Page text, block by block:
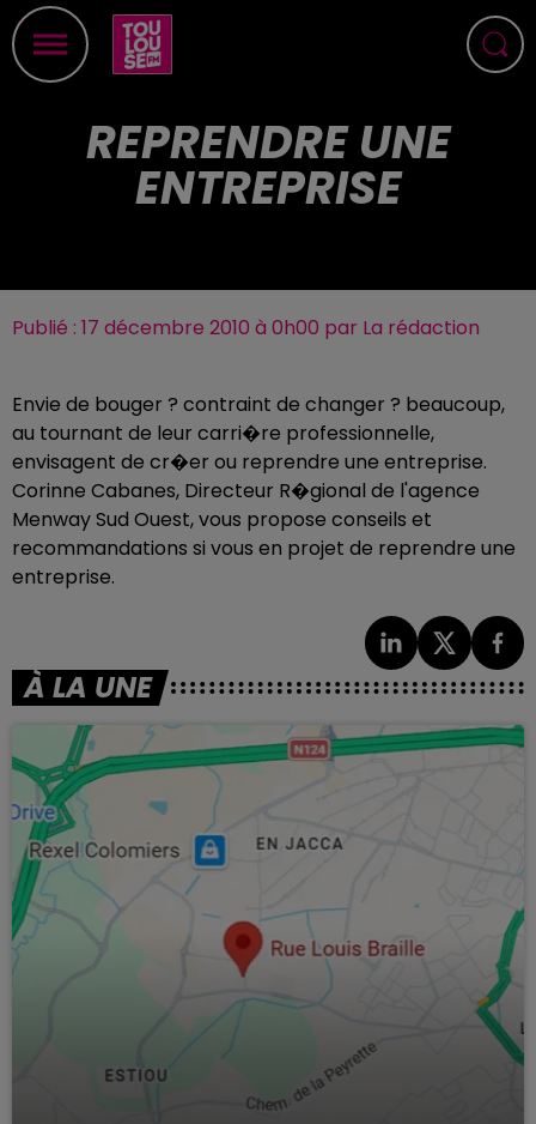
REPRENDRE UNE
ENTREPRISE
Publié : 17 décembre 2010 à 0h00 par La rédaction
Envie de bouger ? contraint de changer ? beaucoup,
au tournant de leur carri�re professionnelle,
envisagent de cr�er ou reprendre une entreprise.
Corinne Cabanes, Directeur R�gional de l'agence
Menway Sud Ouest, vous propose conseils et
recommandations si vous en projet de reprendre une
entreprise.
À LA UNE